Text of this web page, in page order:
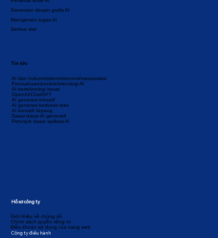
Semua alat
Manajemen tugas AI
Generator desain grafis AI
AI dan hukum/sistem/ekonomi/masyarakat
Perusahaan/produk/teknologi AI
AI berteknologi besar
OpenAI/ChatGPT
AI generasi inovatif
AI generasi berbasis teks
AI inovatif Jepang
Dasar-dasar AI generatif
Petunjuk dasar aplikasi AI
Tin tức
Giới thiệu về chúng tôi
Chính sách quyền riêng tư
Điều khoản sử dụng của trang web
Công ty điều hành
Hồ sơ công ty